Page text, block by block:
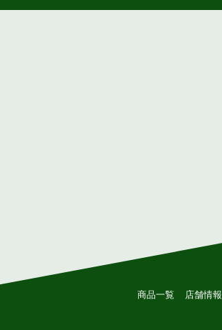
商品一覧 店舗情報